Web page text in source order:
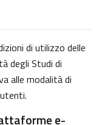
di utilizzo delle
degli Studi di
alle modalità di
e-